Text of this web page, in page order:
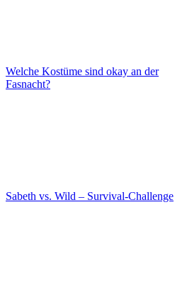
Welche Kostüme sind okay an der
Fasnacht?
Sabeth vs. Wild – Survival-Challenge